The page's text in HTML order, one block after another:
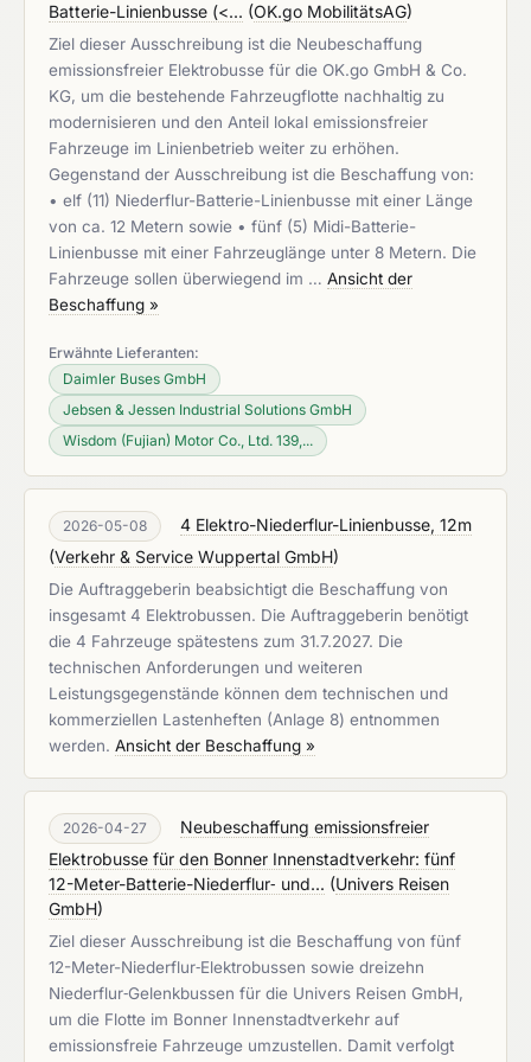
Batterie-Linienbusse (<... (OK.go MobilitätsAG)
Ziel dieser Ausschreibung ist die Neubeschaffung
emissionsfreier Elektrobusse für die OK.go GmbH & Co.
KG, um die bestehende Fahrzeugflotte nachhaltig zu
modernisieren und den Anteil lokal emissionsfreier
Fahrzeuge im Linienbetrieb weiter zu erhöhen.
Gegenstand der Ausschreibung ist die Beschaffung von:
• elf (11) Niederflur-Batterie-Linienbusse mit einer Länge
von ca. 12 Metern sowie • fünf (5) Midi-Batterie-
Linienbusse mit einer Fahrzeuglänge unter 8 Metern. Die
Fahrzeuge sollen überwiegend im … Ansicht der
Beschaffung »
Erwähnte Lieferanten:
Daimler Buses GmbH
Jebsen & Jessen Industrial Solutions GmbH
Wisdom (Fujian) Motor Co., Ltd. 139,...
2026-05-08
4 Elektro-Niederflur-Linienbusse, 12m
(Verkehr & Service Wuppertal GmbH)
Die Auftraggeberin beabsichtigt die Beschaffung von
insgesamt 4 Elektrobussen. Die Auftraggeberin benötigt
die 4 Fahrzeuge spätestens zum 31.7.2027. Die
technischen Anforderungen und weiteren
Leistungsgegenstände können dem technischen und
kommerziellen Lastenheften (Anlage 8) entnommen
werden. Ansicht der Beschaffung »
2026-04-27
Neubeschaffung emissionsfreier
Elektrobusse für den Bonner Innenstadtverkehr: fünf
12-Meter-Batterie-Niederflur‑ und... (Univers Reisen
GmbH)
Ziel dieser Ausschreibung ist die Beschaffung von fünf
12-Meter-Niederflur‑Elektrobussen sowie dreizehn
Niederflur‑Gelenkbussen für die Univers Reisen GmbH,
um die Flotte im Bonner Innenstadtverkehr auf
emissionsfreie Fahrzeuge umzustellen. Damit verfolgt